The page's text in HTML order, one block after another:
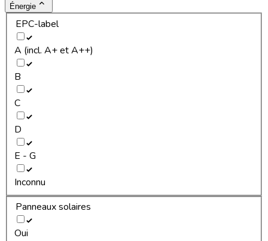
Énergie
EPC-label
A (incl. A+ et A++)
B
C
D
E - G
Inconnu
Panneaux solaires
Oui